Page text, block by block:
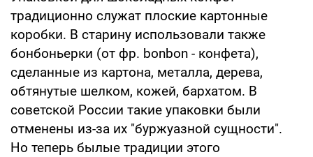
традиционно служат плоские картонные
коробки. В старину использовали также
бонбоньерки (от фр. bonbon - конфета),
сделанные из картона, металла, дерева,
обтянутые шелком, кожей, бархатом. В
советской России такие упаковки были
отменены из-за их "буржуазной сущности".
Но теперь былые традиции этого